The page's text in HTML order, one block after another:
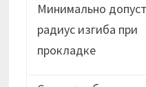
Минимально
радиус изгиба при
прокладке